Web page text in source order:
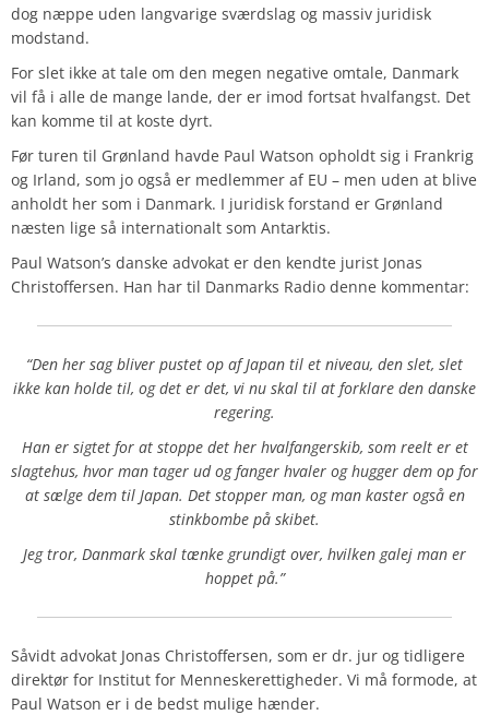
dog næppe uden langvarige sværdslag og massiv juridisk
modstand.
For slet ikke at tale om den megen negative omtale, Danmark
vil få i alle de mange lande, der er imod fortsat hvalfangst. Det
kan komme til at koste dyrt.
Før turen til Grønland havde Paul Watson opholdt sig i Frankrig
og Irland, som jo også er medlemmer af EU – men uden at blive
anholdt her som i Danmark. I juridisk forstand er Grønland
næsten lige så internationalt som Antarktis.
Paul Watson’s danske advokat er den kendte jurist Jonas
Christoffersen. Han har til Danmarks Radio denne kommentar:
“Den her sag bliver pustet op af Japan til et niveau, den slet, slet
ikke kan holde til, og det er det, vi nu skal til at forklare den danske
regering.
Han er sigtet for at stoppe det her hvalfangerskib, som reelt er et
slagtehus, hvor man tager ud og fanger hvaler og hugger dem op for
at sælge dem til Japan. Det stopper man, og man kaster også en
stinkbombe på skibet.
Jeg tror, Danmark skal tænke grundigt over, hvilken galej man er
hoppet på.”
Såvidt advokat Jonas Christoffersen, som er dr. jur og tidligere
direktør for Institut for Menneskerettigheder. Vi må formode, at
Paul Watson er i de bedst mulige hænder.